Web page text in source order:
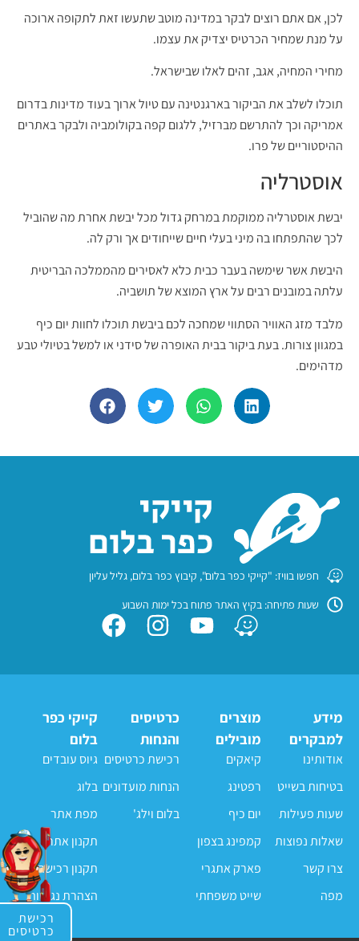
לכן, אם אתם רוצים לבקר במדינה מוטב שתעשו זאת לתקופה ארוכה
על מנת שמחיר הכרטיס יצדיק את עצמו.
מחירי המחיה, אגב, זהים לאלו שבישראל.
תוכלו לשלב את הביקור בארגנטינה עם טיול ארוך בעוד מדינות בדרום
אמריקה וכך להתרשם מברזיל, ללגום קפה בקולומביה ולבקר באתרים
ההיסטוריים של פרו.
אוסטרליה
יבשת אוסטרליה ממוקמת במרחק גדול מכל יבשת אחרת מה שהוביל
לכך שהתפתחו בה מיני בעלי חיים שייחודים אך ורק לה.
היבשת אשר שימשה בעבר כבית כלא לאסירים מהממלכה הבריטית
עלתה במובנים רבים על ארץ המוצא של תושביה.
מלבד מזג האוויר הסתווי שמחכה לכם ביבשת תוכלו לחוות יום כיף
במגוון צורות. בעת ביקור בבית האופרה של סידני או למשל בטיולי טבע
מדהימים.
מידע
למבקרים
אודותינו
בטיחות בשייט
שעות פעילות
שאלות נפוצות
צרו קשר
מפה
מוצרים
מובילים
קיאקים
רפטינג
יום כיף
קמפינג בצפון
פארק אתגרי
שייט משפחתי
כרטיסים
והנחות
רכישת כרטיסים
הנחות מועדונים
בלום וילג'
קייקי כפר
בלום
גיוס עובדים
בלוג
מפת אתר
תקנון אתר
תקנון רכישה
הצהרת נגישות
חפשו בוויז: "קייקי כפר בלום", קיבוץ כפר בלום, גליל עליון
שעות פתיחה: בקיץ האתר פתוח בכל ימות השבוע
רכישת
כרטיסים